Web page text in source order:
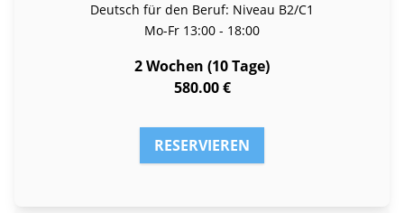
Deutsch für den Beruf: Niveau B2/C1
Mo-Fr 13:00 - 18:00
2 Wochen (10 Tage)
580.00 €
RESERVIEREN